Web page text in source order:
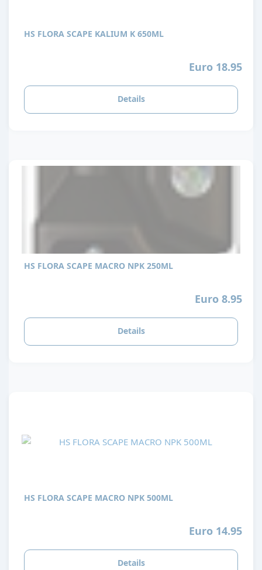
HS FLORA SCAPE KALIUM K 650ML
Euro 18.95
Details
HS FLORA SCAPE MACRO NPK 250ML
Euro 8.95
Details
HS FLORA SCAPE MACRO NPK 500ML
Euro 14.95
Details